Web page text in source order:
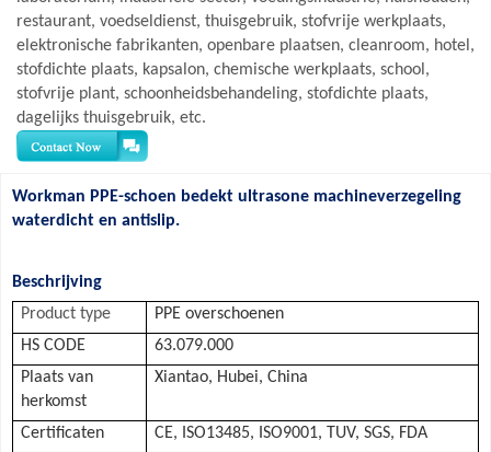
restaurant, voedseldienst, thuisgebruik, stofvrije werkplaats,
elektronische fabrikanten, openbare plaatsen, cleanroom, hotel,
stofdichte plaats, kapsalon, chemische werkplaats, school,
stofvrije plant, schoonheidsbehandeling, stofdichte plaats,
dagelijks thuisgebruik, etc.
Workman PPE-schoen bedekt ultrasone machineverzegeling
waterdicht en antislip.
Beschrijving
Product type
PPE overschoenen
HS CODE
63.079.000
Plaats van
herkomst
Xiantao, Hubei, China
Certificaten
CE, ISO13485, ISO9001, TUV, SGS, FDA